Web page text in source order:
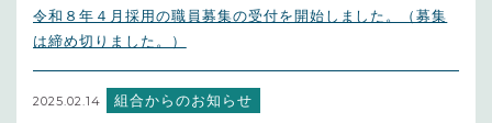
令和８年４月採用の職員募集の受付を開始しました。（募集
は締め切りました。）
2025.02.14 組合からのお知らせ